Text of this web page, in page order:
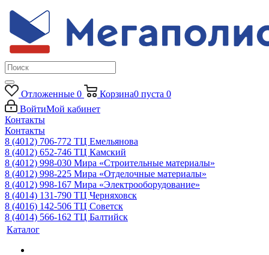
Отложенные 0 Корзина0 пуста 0
ВойтиМой кабинет
Контакты
Контакты
8 (4012) 706-772 ТЦ Емельянова
8 (4012) 652-746 ТЦ Камский
8 (4012) 998-030 Мира «Строительные материалы»
8 (4012) 998-225 Мира «Отделочные материалы»
8 (4012) 998-167 Мира «Электрооборудование»
8 (4014) 131-790 ТЦ Черняховск
8 (4016) 142-506 ТЦ Советск
8 (4014) 566-162 ТЦ Балтийск
Каталог